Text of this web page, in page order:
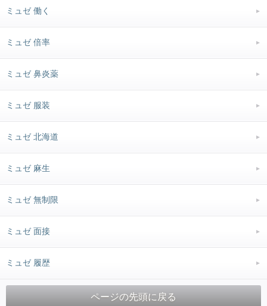
ミュゼ 働く
ミュゼ 倍率
ミュゼ 鼻炎薬
ミュゼ 服装
ミュゼ 北海道
ミュゼ 麻生
ミュゼ 無制限
ミュゼ 面接
ミュゼ 履歴
ページの先頭に戻る